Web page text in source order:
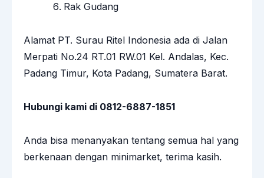
Rak Gudang
Alamat PT. Surau Ritel Indonesia ada di Jalan
Merpati No.24 RT.01 RW.01 Kel. Andalas, Kec.
Padang Timur, Kota Padang, Sumatera Barat.
Hubungi kami di 0812-6887-1851
Anda bisa menanyakan tentang semua hal yang
berkenaan dengan minimarket, terima kasih.